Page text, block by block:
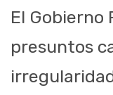
El Gobierno
presuntos